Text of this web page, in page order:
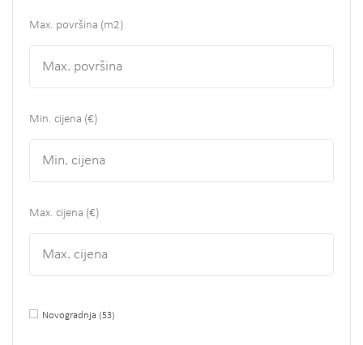
Max. površina (m2)
Min. cijena (€)
Max. cijena (€)
Novogradnja (53)